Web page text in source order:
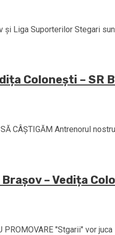
și Liga Suporterilor Stegari
Colonești – SR
SĂ CÂŞTIGĂM Antrenorul
– Vedița
PROMOVARE "Stgarii" vor